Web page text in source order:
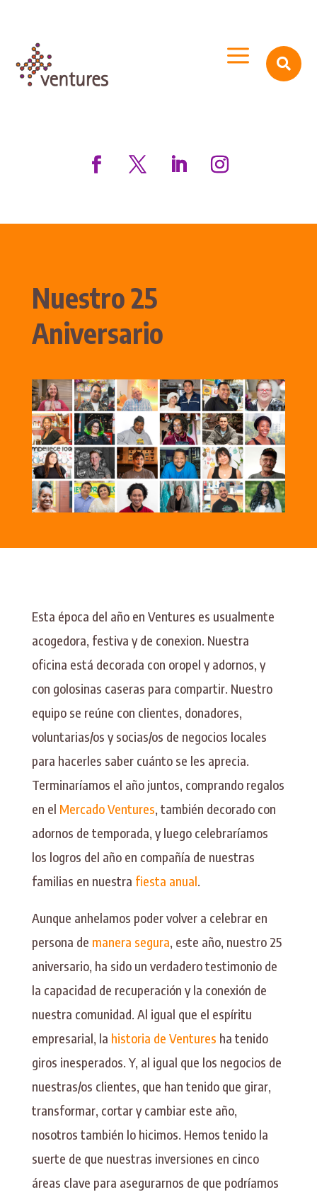
a 
Nuestro 25
Aniversario
Esta época del año en Ventures es usualmente
acogedora, festiva y de conexion. Nuestra
oficina está decorada con oropel y adornos, y
con golosinas caseras para compartir. Nuestro
equipo se reúne con clientes, donadores,
voluntarias/os y socias/os de negocios locales
para hacerles saber cuánto se les aprecia.
Terminaríamos el año juntos, comprando regalos
en el Mercado Ventures, también decorado con
adornos de temporada, y luego celebraríamos
los logros del año en compañía de nuestras
familias en nuestra fiesta anual.
Aunque anhelamos poder volver a celebrar en
persona de manera segura, este año, nuestro 25
aniversario, ha sido un verdadero testimonio de
la capacidad de recuperación y la conexión de
nuestra comunidad. Al igual que el espíritu
empresarial, la historia de Ventures ha tenido
giros inesperados. Y, al igual que los negocios de
nuestras/os clientes, que han tenido que girar,
transformar, cortar y cambiar este año,
nosotros también lo hicimos. Hemos tenido la
suerte de que nuestras inversiones en cinco
áreas clave para asegurarnos de que podríamos